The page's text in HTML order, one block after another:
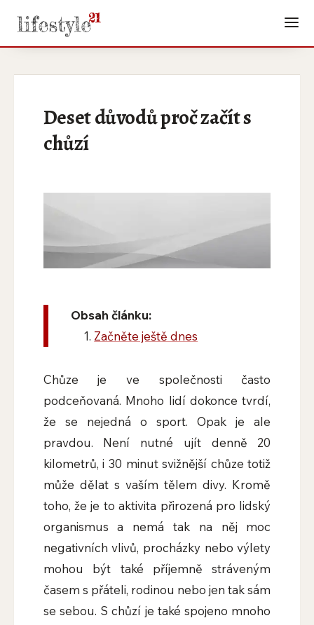
Deset důvodů proč začít s
chůzí
Obsah článku:
Začněte ještě dnes
Chůze je ve společnosti často
podceňovaná. Mnoho lidí dokonce tvrdí,
že se nejedná o sport. Opak je ale
pravdou. Není nutné ujít denně 20
kilometrů, i 30 minut svižnější chůze totiž
může dělat s vaším tělem divy. Kromě
toho, že je to aktivita přirozená pro lidský
organismus a nemá tak na něj moc
negativních vlivů, procházky nebo výlety
mohou být také příjemně stráveným
časem s přáteli, rodinou nebo jen tak sám
se sebou. S chůzí je také spojeno mnoho